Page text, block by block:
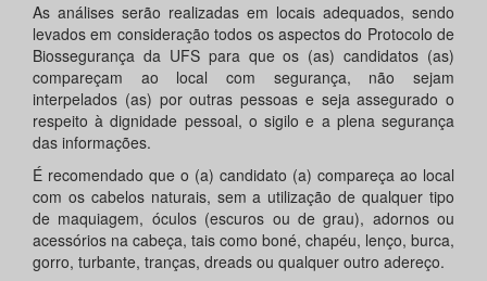
As análises serão realizadas em locais adequados, sendo
levados em consideração todos os aspectos do Protocolo de
Biossegurança da UFS para que os (as) candidatos (as)
compareçam ao local com segurança, não sejam
interpelados (as) por outras pessoas e seja assegurado o
respeito à dignidade pessoal, o sigilo e a plena segurança
das informações.
É recomendado que o (a) candidato (a) compareça ao local
com os cabelos naturais, sem a utilização de qualquer tipo
de maquiagem, óculos (escuros ou de grau), adornos ou
acessórios na cabeça, tais como boné, chapéu, lenço, burca,
gorro, turbante, tranças, dreads ou qualquer outro adereço.